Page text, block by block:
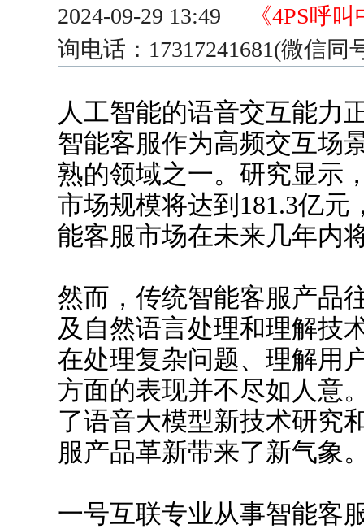
2024-09-29 13:49
《4PS呼
询电话：17317241681(微信
人工智能的语音交互能力
智能客服作为高频交互场
熟的领域之一。研究显示
市场规模将达到181.3亿元
能客服市场在未来几年内
然而，传统智能客服产品
及自然语言处理和理解技
在处理复杂问题、理解用
方面的表现并不尽如人意
了语音大模型新技术研究
服产品革新带来了新气象
一号互联专业从事智能客